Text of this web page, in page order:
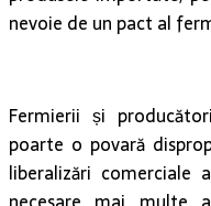
nevoie de un pact al
Fermierii și
poarte o povară
liberalizări comerciale